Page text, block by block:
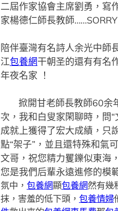
二屆作家協會主席劉勇，寫
家楊德仁師長教師
陪伴臺灣有名詩人余光中師
江包養網干朝圣的還有有名
年夜名家
掀開甘老師長教師60余年
次，我和白叟家閑聊時，問
成就上獲得了宏大成績，只
點“架子”，並且還特殊和氣
文哥，祝您精力矍鑠似東海
您是我們后輩永遠進修的模
氛中， 包養網顯包養網然有幾
抹，害羞的低下頭， 包養情婦